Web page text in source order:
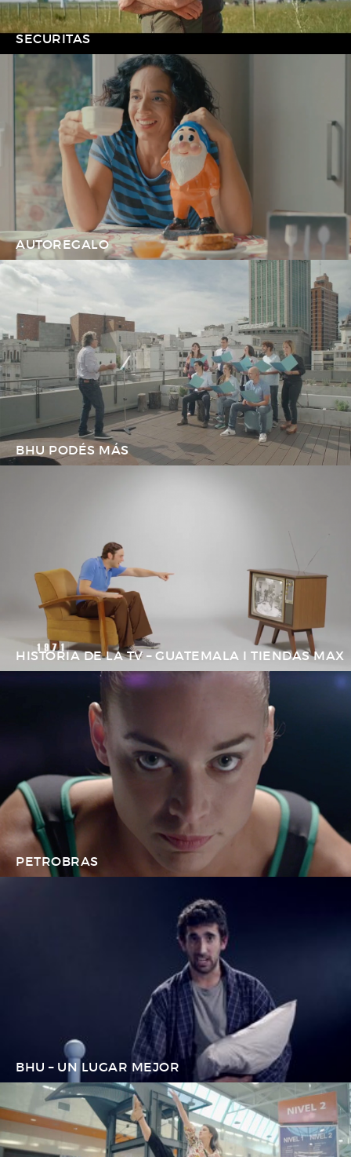
SECURITAS
AUTOREGALO
BHU PODÉS MÁS
HISTORIA DE LA TV – GUATEMALA I TIENDAS MAX
PETROBRAS
BHU – UN LUGAR MEJOR